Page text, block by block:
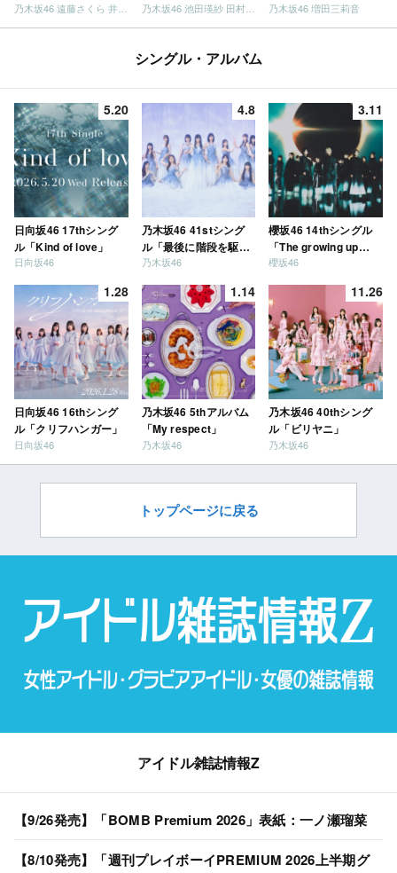
乃木坂46 池田瑛紗 田村真佑 乃木坂46 増田三莉音
シングル・アルバム
5.20
日向坂46 17thシング
ル「Kind of love」
日向坂46
4.8
乃木坂46 41stシング
ル「最後に階段を駆け
上がったのはいつ
乃木坂46
3.11
櫻坂46 14thシングル
「The growing up
train」
櫻坂46
1.28
日向坂46 16thシング
ル「クリフハンガー」
日向坂46
1.14
乃木坂46 5thアルバム
「My respect」
乃木坂46
11.26
乃木坂46 40thシング
ル「ビリヤニ」
乃木坂46
トップページに戻る
アイドル雑誌情報Z
【9/26発売】「BOMB Premium 2026」表紙：一ノ瀬瑠菜
【8/10発売】「週刊プレイボーイPREMIUM 2026上半期グ